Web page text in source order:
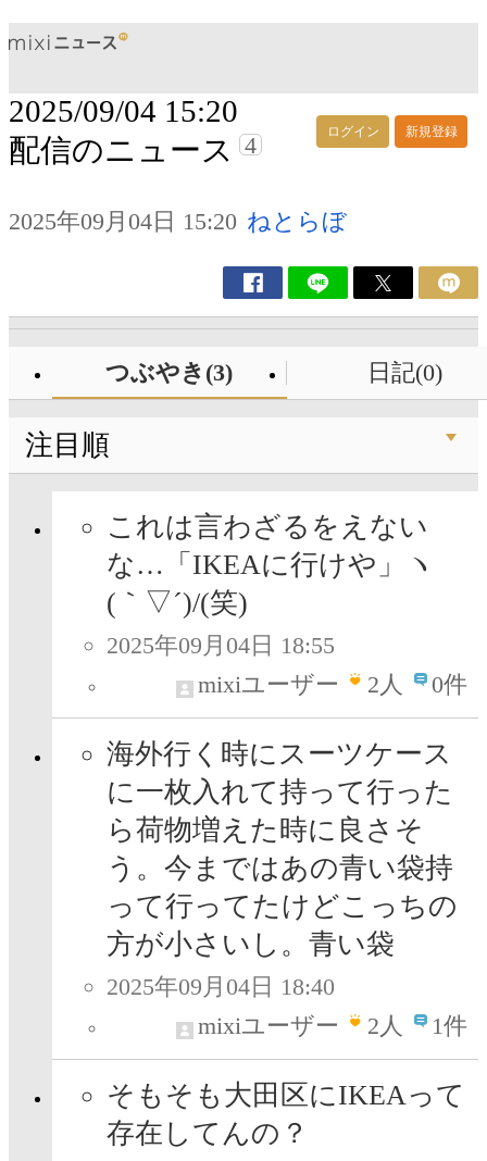
ログイン 新規登録
2025/09/04 15:20
配信のニュース 4
2025年09月04日 15:20 ねとらぼ
つぶやき(3) 日記(0)
注目順
これは言わざるをえない
な…「IKEAに行けや」ヽ
(｀▽´)/(笑)
2025年09月04日 18:55
mixiユーザー
2人 0件
海外行く時にスーツケース
に一枚入れて持って行った
ら荷物増えた時に良さそ
う。今まではあの青い袋持
って行ってたけどこっちの
方が小さいし。青い袋
2025年09月04日 18:40
mixiユーザー
2人 1件
そもそも大田区にIKEAって
存在してんの？